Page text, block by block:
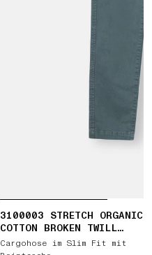
3100003 STRETCH ORGANIC
COTTON BROKEN TWILL
'OLD' EFFECT
Cargohose im Slim Fit mit